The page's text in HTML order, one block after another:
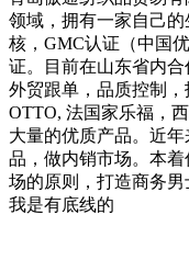
领域，拥有一家自己
核，GMC认证（中国
证。目前在山东省内
外贸跟单，品质控制
OTTO, 法国家乐福，
大量的优质产品。近
品，做内销市场。本
场的原则，打造商务男
我是有底线的